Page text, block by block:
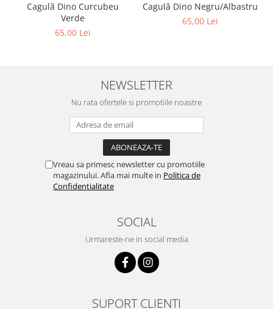
Cagulă Dino Curcubeu
Verde
65,00 Lei
Cagulă Dino Negru/Albastru
65,00 Lei
NEWSLETTER
Nu rata ofertele si promotiile noastre
Vreau sa primesc newsletter cu promotiile
magazinului. Afla mai multe in Politica de
Confidentialitate
SOCIAL
Urmareste-ne in social media
SUPORT CLIENTI